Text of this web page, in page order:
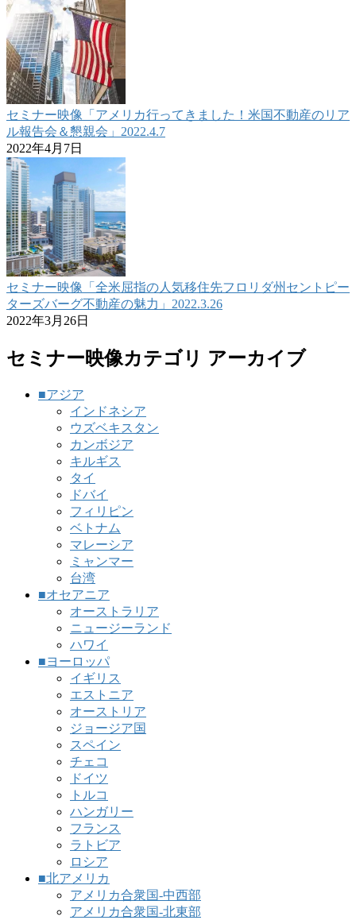
セミナー映像「アメリカ行ってきました！米国不動産のリア
ル報告会＆懇親会」2022.4.7
2022年4月7日
セミナー映像「全米屈指の人気移住先フロリダ州セントピー
ターズバーグ不動産の魅力」2022.3.26
2022年3月26日
セミナー映像カテゴリ アーカイブ
■アジア
インドネシア
ウズベキスタン
カンボジア
キルギス
タイ
ドバイ
フィリピン
ベトナム
マレーシア
ミャンマー
台湾
■オセアニア
オーストラリア
ニュージーランド
ハワイ
■ヨーロッパ
イギリス
エストニア
オーストリア
ジョージア国
スペイン
チェコ
ドイツ
トルコ
ハンガリー
フランス
ラトビア
ロシア
■北アメリカ
アメリカ合衆国-中西部
アメリカ合衆国-北東部